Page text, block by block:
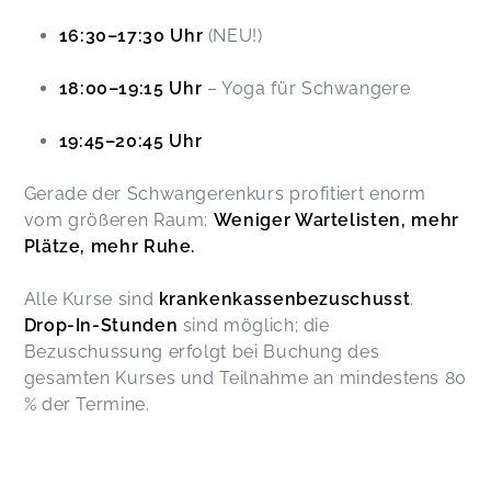
16:30–17:30 Uhr (NEU!)
18:00–19:15 Uhr – Yoga für Schwangere
19:45–20:45 Uhr
Gerade der Schwangerenkurs profitiert enorm
vom größeren Raum: Weniger Wartelisten, mehr
Plätze, mehr Ruhe.
Alle Kurse sind krankenkassenbezuschusst.
Drop-In-Stunden sind möglich; die
Bezuschussung erfolgt bei Buchung des
gesamten Kurses und Teilnahme an mindestens 80
% der Termine.